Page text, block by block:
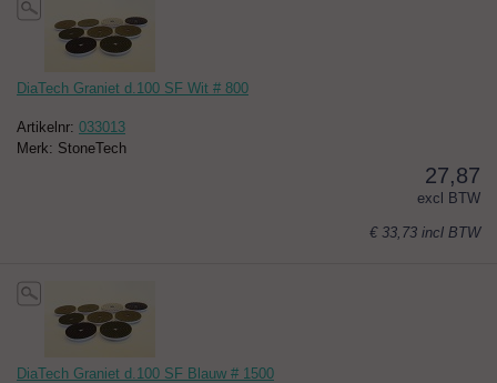
DiaTech Graniet d.100 SF Wit # 800
Artikelnr: 033013
Merk: StoneTech
27,87
excl BTW
€ 33,73 incl BTW
DiaTech Graniet d.100 SF Blauw # 1500